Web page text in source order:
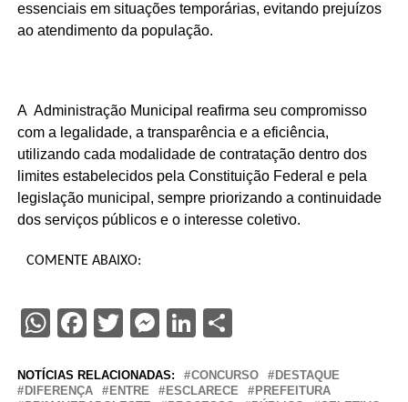
essenciais em situações temporárias, evitando prejuízos
ao atendimento da população.
A Administração Municipal reafirma seu compromisso
com a legalidade, a transparência e a eficiência,
utilizando cada modalidade de contratação dentro dos
limites estabelecidos pela Constituição Federal e pela
legislação municipal, sempre priorizando a continuidade
dos serviços públicos e o interesse coletivo.
COMENTE ABAIXO:
WhatsApp
Facebook
TwitterMessenger
LinkedIn
NOTÍCIAS RELACIONADAS: CONCURSO
DESTAQUE
DIFERENÇA
ENTRE ESCLARECE
PREFEITURA